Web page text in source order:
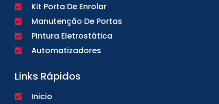
Kit Porta De Enrolar
Manutenção De Portas
Pintura Eletrostática
Automatizadores
Links Rápidos
Inicio